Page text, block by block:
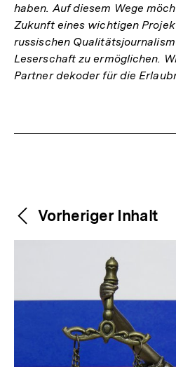
haben. Auf diesem Wege
Zukunft eines wichtigen
russischen
Leserschaft zu ermöglichen.
Partner dekoder für die
Weitere
Inhalte
Content-
Navigation
Vorheriger Inhalt